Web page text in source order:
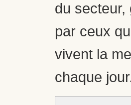
du secteur,
par ceux
vivent la
chaque